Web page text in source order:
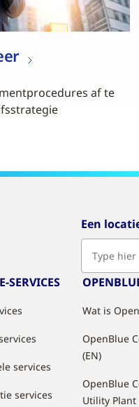
af te
Een
SERVICES
services
services
Wat is
OpenBlue
(EN)
OpenBlue
Utility Plant